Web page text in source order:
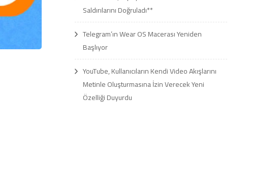
Saldırılarını Doğruladı**
Telegram’ın Wear OS Macerası Yeniden
Başlıyor
YouTube, Kullanıcıların Kendi Video Akışlarını
Metinle Oluşturmasına İzin Verecek Yeni
Özelliği Duyurdu